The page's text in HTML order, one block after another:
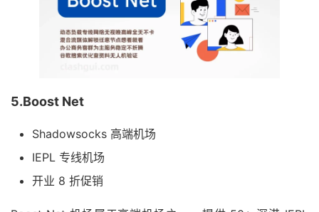
5.Boost Net
Shadowsocks 高端机场
IEPL 专线机场
开业 8 折促销